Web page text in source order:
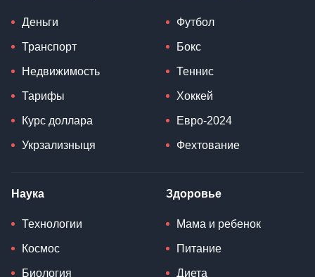
Деньги
Транспорт
Недвижимость
Тарифы
Курс доллара
Укрзализныця
Футбол
Бокс
Теннис
Хоккей
Евро-2024
Фехтование
Наука
Технологии
Космос
Биология
Здоровье
Мама и ребенок
Питание
Диета